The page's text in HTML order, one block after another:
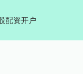
配资开户